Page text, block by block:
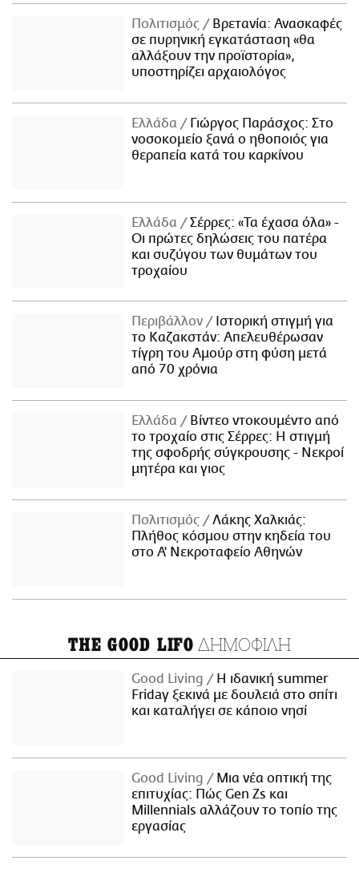
Πολιτισμός
Βρετανία: Ανασκαφές
σε πυρηνική εγκατάσταση «θα
αλλάξουν την προϊστορία»,
υποστηρίζει αρχαιολόγος
Ελλάδα
Γιώργος Παράσχος: Στο
νοσοκομείο ξανά ο ηθοποιός για
θεραπεία κατά του καρκίνου
Ελλάδα
Σέρρες: «Τα έχασα όλα» -
Οι πρώτες δηλώσεις του πατέρα
και συζύγου των θυμάτων του
τροχαίου
Περιβάλλον
Ιστορική στιγμή για
το Καζακστάν: Απελευθέρωσαν
τίγρη του Αμούρ στη φύση μετά
από 70 χρόνια
Ελλάδα
Βίντεο ντοκουμέντο από
το τροχαίο στις Σέρρες: Η στιγμή
της σφοδρής σύγκρουσης - Νεκροί
μητέρα και γιος
Πολιτισμός
Λάκης Χαλκιάς:
Πλήθος κόσμου στην κηδεία του
στο Α' Νεκροταφείο Αθηνών
THE GOOD LIFO ΔΗΜΟΦΙΛΗ
Good Living
Η ιδανική summer
Friday ξεκινά με δουλειά στο σπίτι
και καταλήγει σε κάποιο νησί
Good Living
Μια νέα οπτική της
επιτυχίας: Πώς Gen Zs και
Millennials αλλάζουν το τοπίο της
εργασίας